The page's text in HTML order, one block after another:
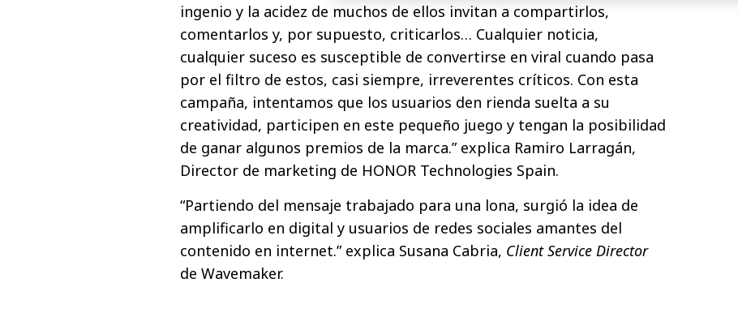
ingenio y la acidez de muchos de ellos invitan a compartirlos,
comentarlos y, por supuesto, criticarlos… Cualquier noticia,
cualquier suceso es susceptible de convertirse en viral cuando pasa
por el filtro de estos, casi siempre, irreverentes críticos. Con esta
campaña, intentamos que los usuarios den rienda suelta a su
creatividad, participen en este pequeño juego y tengan la posibilidad
de ganar algunos premios de la marca.” explica Ramiro Larragán,
Director de marketing de HONOR Technologies Spain.
“Partiendo del mensaje trabajado para una lona, surgió la idea de
amplificarlo en digital y usuarios de redes sociales amantes del
contenido en internet.” explica Susana Cabria, Client Service Director
de Wavemaker.